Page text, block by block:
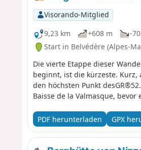
Visorando-Mitglied
9,23 km
+608 m -
Start in Belvédère (Alpes-
Die vierte Etappe dieser
beginnt, ist die kürzeste. Kurz,
den höchsten Punkt
Baisse de la Valmasque,
PDF herunterladen GPX